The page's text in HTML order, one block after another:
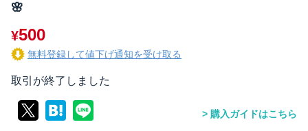
🌸
¥500
無料登録して値下げ通知を受け取る
取引が終了しました
購入ガイドはこちら